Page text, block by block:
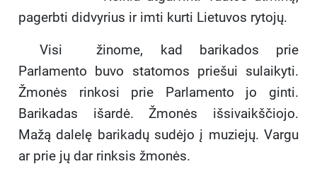
pagerbti didvyrius ir imti kurti Lietuvos rytojų.
Visi žinome, kad barikados prie
Parlamento buvo statomos priešui sulaikyti.
Žmonės rinkosi prie Parlamento jo ginti.
Barikadas išardė. Žmonės išsivaikščiojo.
Mažą dalelę barikadų sudėjo į muziejų. Vargu
ar prie jų dar rinksis žmonės.